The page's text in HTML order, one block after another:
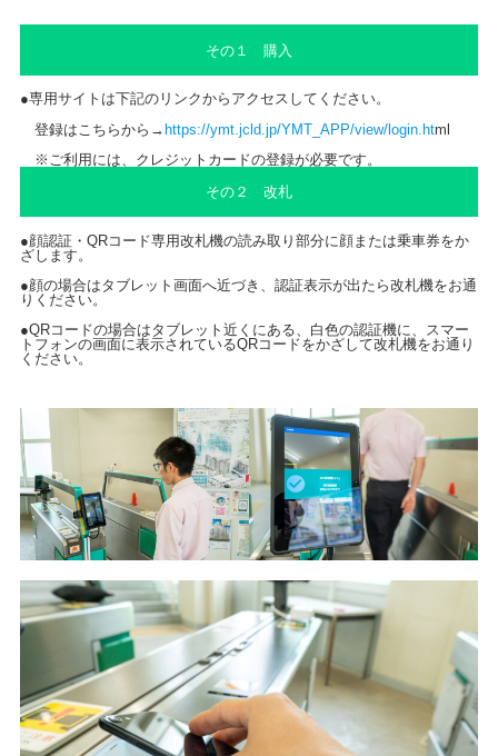
その１ 購入
●専用サイトは下記のリンクからアクセスしてください。
登録はこちらから→https://ymt.jcld.jp/YMT_APP/view/login.html
※ご利用には、クレジットカードの登録が必要です。
その２ 改札
●顔認証・QRコード専用改札機の読み取り部分に顔または乗車券をか
ざします。
●顔の場合はタブレット画面へ近づき、認証表示が出たら改札機をお通
りください。
●QRコードの場合はタブレット近くにある、白色の認証機に、スマー
トフォンの画面に表示されているQRコードをかざして改札機をお通り
ください。